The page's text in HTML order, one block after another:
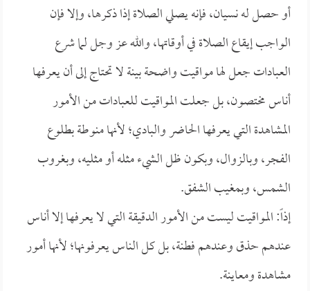
أو حصل له نسيان، فإنه يصلي الصلاة إذا ذكرها، وإلا فإن
الواجب إيقاع الصلاة في أوقاتها، والله عز وجل لما شرع
العبادات جعل لها مواقيت واضحة بينة لا تحتاج إلى أن يعرفها
أناس مختصون، بل جعلت المواقيت للعبادات من الأمور
المشاهدة التي يعرفها الحاضر والبادي؛ لأنها منوطة بطلوع
الفجر، وبالزوال، وبكون ظل الشيء مثله أو مثليه، وبغروب
الشمس، وبمغيب الشفق.
إذاً: المواقيت ليست من الأمور الدقيقة التي لا يعرفها إلا أناس
عندهم حذق وعندهم فطنة، بل كل الناس يعرفونها؛ لأنها أمور
مشاهدة ومعاينة.